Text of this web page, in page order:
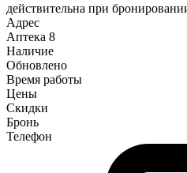
действительна при
Адрес
Аптека 8
Наличие
Обновлено
Время работы
Цены
Скидки
Бронь
Телефон